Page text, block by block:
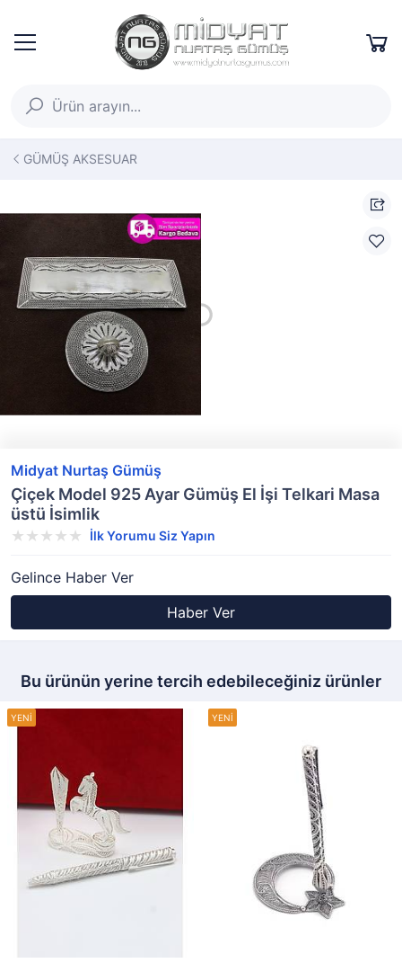
GÜMÜŞ AKSESUAR
Midyat Nurtaş Gümüş
Çiçek Model 925 Ayar Gümüş El İşi Telkari Masa
üstü İsimlik
İlk Yorumu Siz Yapın
Gelince Haber Ver
Haber Ver
Bu ürünün yerine tercih edebileceğiniz ürünler